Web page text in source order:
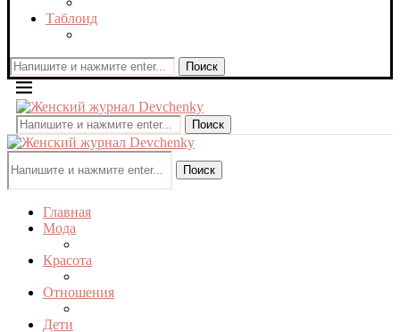
Таблоид
Поиск
Поиск
Поиск
Главная
Мода
Красота
Отношения
Дети